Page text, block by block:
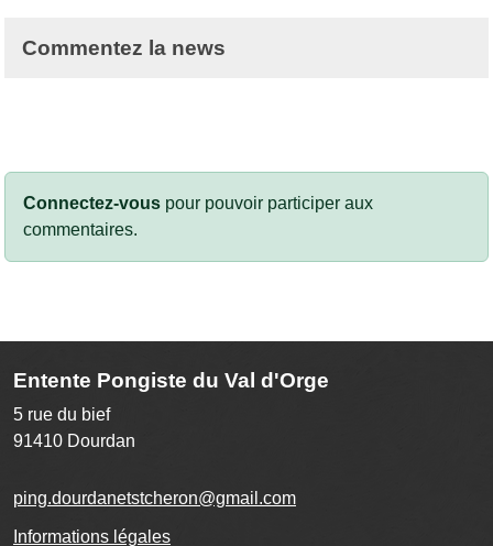
Commentez la news
Connectez-vous pour pouvoir participer aux
commentaires.
Entente Pongiste du Val d'Orge
5 rue du bief
91410 Dourdan
ping.dourdanetstcheron@gmail.com
Informations légales